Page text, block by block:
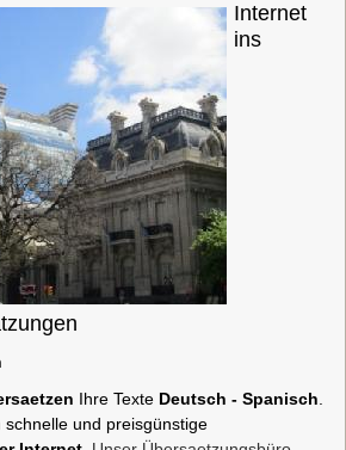
Internet
ins
Ihre Texte Deutsch - Spanisch
und preisgünstige